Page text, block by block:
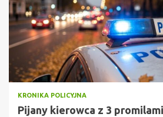
KRONIKA POLICYJNA
Pijany kierowca z 3